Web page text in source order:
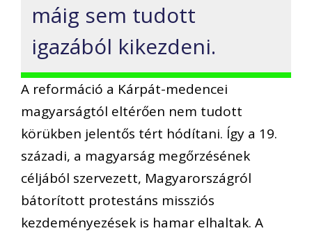
máig sem tudott
igazából kikezdeni.
A reformáció a Kárpát-medencei
magyarságtól eltérően nem tudott
körükben jelentős tért hódítani. Így a 19.
századi, a magyarság megőrzésének
céljából szervezett, Magyarországról
bátorított protestáns missziós
kezdeményezések is hamar elhaltak. A